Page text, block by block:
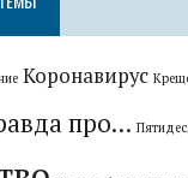
Коронавирус
про...